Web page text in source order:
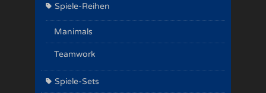
Spiele-Reihen
Manimals
Teamwork
Spiele-Sets